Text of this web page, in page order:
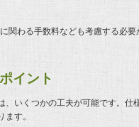
関わる手数料なども考慮する必要
イント
、いくつかの工夫が可能です。
す。